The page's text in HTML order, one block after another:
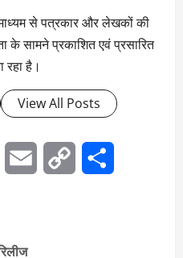
से पत्रकार और लेखकों की
सामने प्रकाशित एवं प्रसारित
रहा है।
View All Posts
Email
Copy